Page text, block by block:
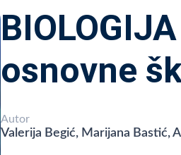
osnovne
Autor
Valerija Begić, Marijana Bastić,